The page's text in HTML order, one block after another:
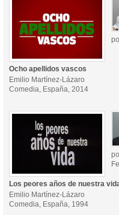
Ocho apellidos vascos
Emilio Martínez-Lázaro
Comedia, España, 2014
Los peores años de nuestra
Emilio Martínez-Lázaro
Comedia, España, 1994